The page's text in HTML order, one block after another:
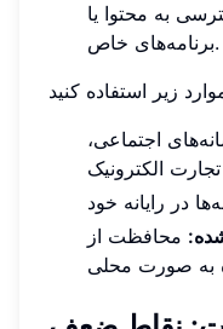
به محتوا یا
برنامه‌های خاص.
اجتماعی،
محافظت از